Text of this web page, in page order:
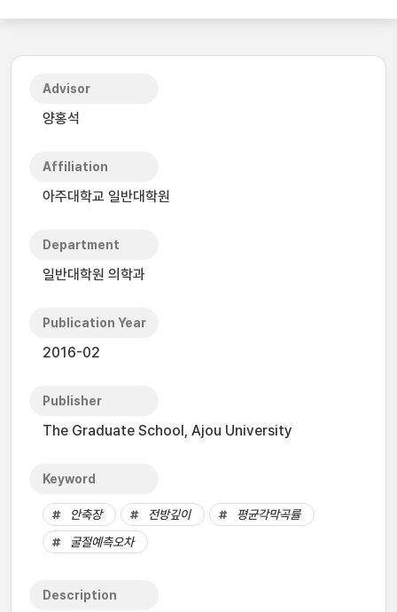
Advisor
양홍석
Affiliation
아주대학교 일반대학원
Department
일반대학원 의학과
Publication Year
2016-02
Publisher
The Graduate School, Ajou University
Keyword
안축장 전방깊이
평균각막곡률
굴절예측오차
Description